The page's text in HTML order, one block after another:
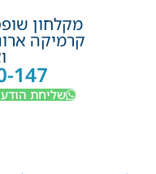
מקלחון
קרמיקה
147
שליחת